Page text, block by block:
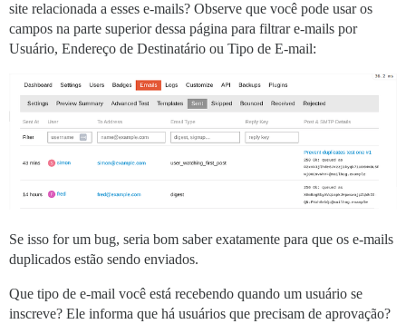
site relacionada a esses e-mails? Observe que você pode usar os
campos na parte superior dessa página para filtrar e-mails por
Usuário, Endereço de Destinatário ou Tipo de E-mail:
Se isso for um bug, seria bom saber exatamente para que os e-mails
duplicados estão sendo enviados.
Que tipo de e-mail você está recebendo quando um usuário se
inscreve? Ele informa que há usuários que precisam de aprovação?